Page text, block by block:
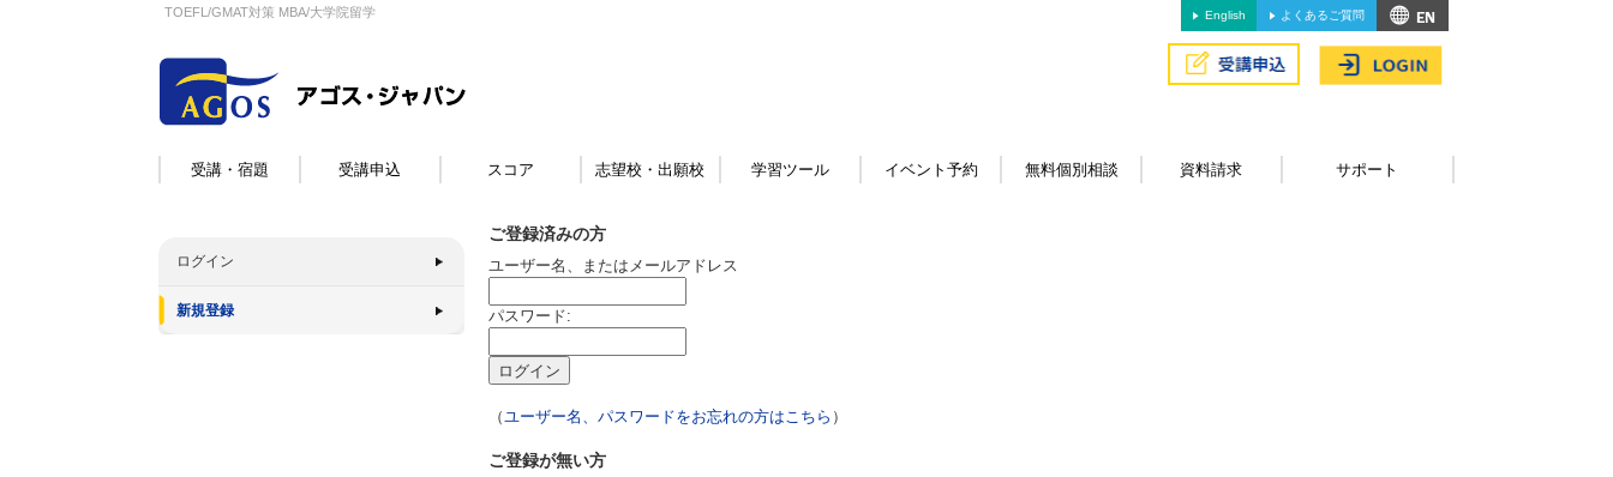
TOEFL/GMAT対策 MBA/大学院留学 English よくあるご質問
受講・宿題 受講申込 スコア 志望校・出願校 学習ツール イベント予約 無料個別相談 資料請求 サポート
ログイン
新規登録
ご登録済みの方
ユーザー名、またはメールアドレス
パスワード:
（ユーザー名、パスワードをお忘れの方はこちら ）
ご登録が無い方